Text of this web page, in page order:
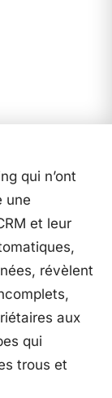
qui n’ont
une
et leur
révèlent
aux
qui
trous et